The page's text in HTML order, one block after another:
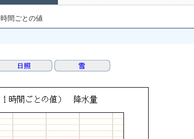
時間ごとの値